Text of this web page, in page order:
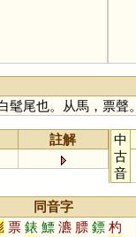
髦尾也。从馬，票聲。
註解
中
古
音
同音字
票 錶 鰾 瀌 膘 鏢 杓